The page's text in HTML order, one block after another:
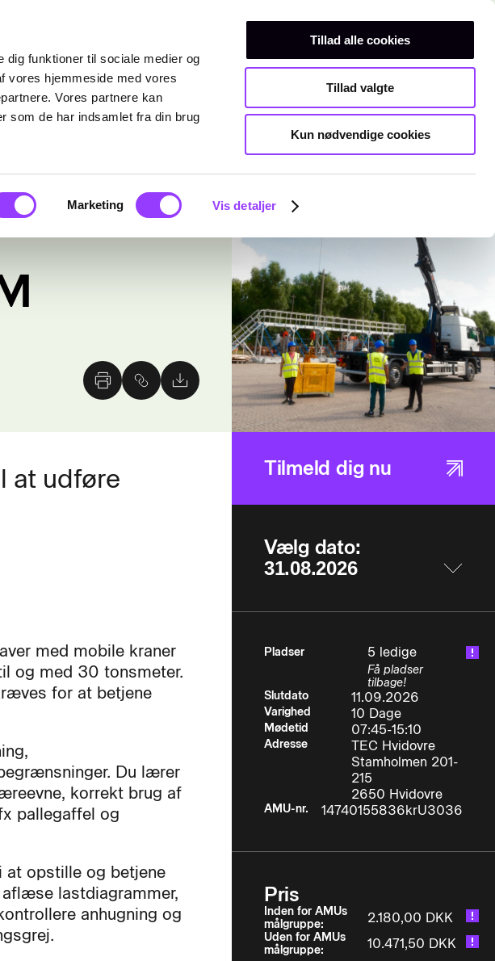
dig funktioner til sociale medier og
vores hjemmeside med vores
Vores partnere kan
som de har indsamlet fra din brug
Marketing Vis detaljer
Tillad alle cookies
Tillad valgte
Kun nødvendige cookies
Teknisk gymnasiumKurser
at udføre
med mobile kraner
og med 30 tonsmeter.
for at betjene
Du lærer
korrekt brug af
pallegaffel og
opstille og betjene
lastdiagrammer,
anhugning og
Tilmeld dig nu
Vælg dato:
Pladser 5 ledige
Få pladser
tilbage!
Slutdato
11.09.2026
Varighed 10 Dage
Mødetid 07:45-15:10
Adresse
TEC Hvidovre
Stamholmen 201-
215
2650 Hvidovre
AMU-nr. 14740155836krU3036
Pris
Inden for AMUs
målgruppe:
2.180,00 DKK
Uden for AMUs
målgruppe:
10.471,50 DKK